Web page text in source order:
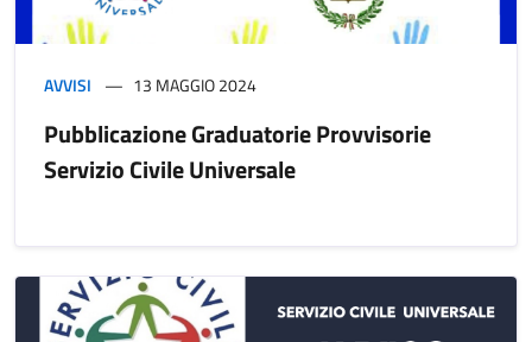
AVVISI 13 MAGGIO 2024
Pubblicazione Graduatorie Provvisorie
Servizio Civile Universale